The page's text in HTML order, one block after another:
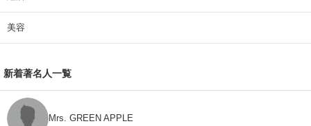
美容
新着著名人一覧
Mrs. GREEN APPLE